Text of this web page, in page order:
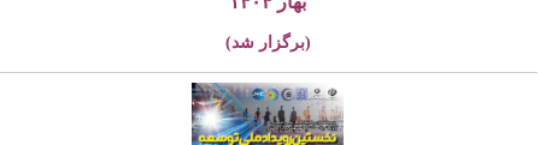
(برگزار شد)